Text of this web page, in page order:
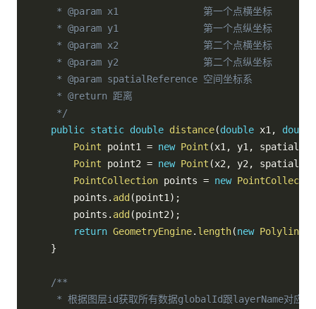
     * @param x1               第一个点横坐标
     * @param y1               第一个点纵坐标
     * @param x2               第二个点横坐标
     * @param y2               第二个点纵坐标
     * @param spatialReference 空间坐标系
     * @return 距离
     */
public static double distance(double x1 ,
double
Point point1 = new Point (x1 , y1 ,
Point point2 = new Point (x2 , y2 ,
PointCollection points = new
        points
. add (point1 ) ;
        points
. add (point2) ;
return GeometryEngine. length(new Polyline
}
/**
* 根据图层id获取所有数据globalId跟layerName对应关